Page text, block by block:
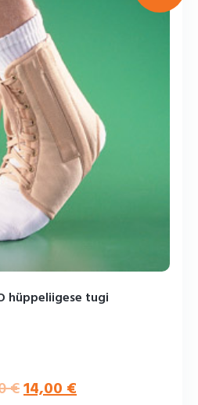
hüppeliigese tugi
€14,00€